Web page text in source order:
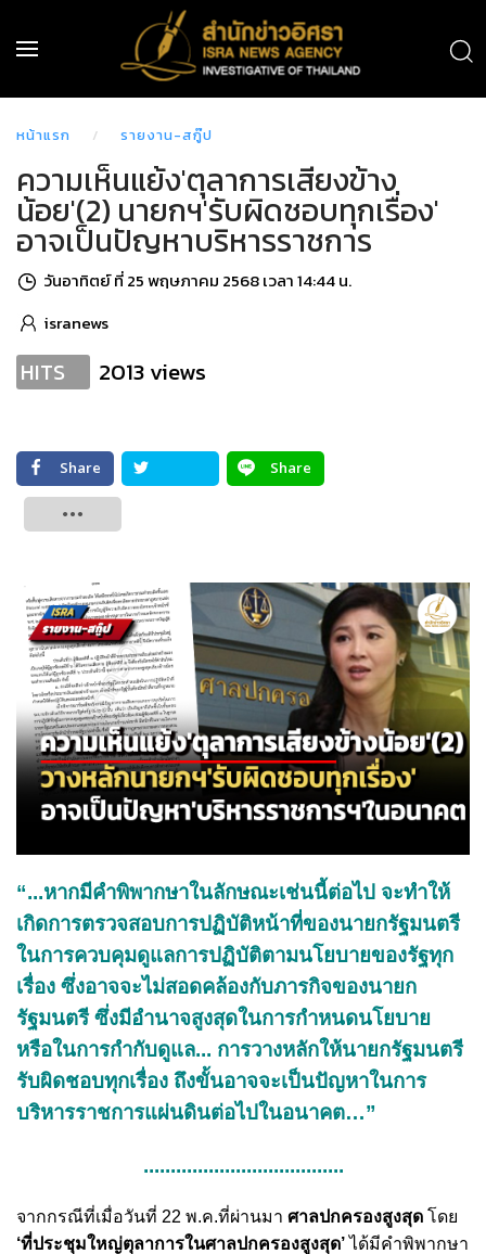
หน้าแรก รายงาน-สกู๊ป
ความเห็นแย้ง'ตุลาการเสียงข้าง
น้อย'(2) นายกฯ'รับผิดชอบทุกเรื่อง'
อาจเป็นปัญหาบริหารราชการ
วันอาทิตย์ ที่ 25 พฤษภาคม 2568 เวลา 14:44 น.
isranews
HITS 2013 views
Share
Share
“...หากมีคําพิพากษาในลักษณะเช่นนี้ต่อไป จะทำให้
เกิดการตรวจสอบการปฏิบัติหน้าที่ของนายกรัฐมนตรี
ในการควบคุมดูแลการปฏิบัติตามนโยบายของรัฐทุก
เรื่อง ซึ่งอาจจะไม่สอดคล้องกับภารกิจของนายก
รัฐมนตรี ซึ่งมีอำนาจสูงสุดในการกำหนดนโยบาย
หรือในการกำกับดูแล... การวางหลักให้นายกรัฐมนตรี
รับผิดชอบทุกเรื่อง ถึงขั้นอาจจะเป็นปัญหาในการ
บริหารราชการแผ่นดินต่อไปในอนาคต…”
.....................................
จากกรณีที่เมื่อวันที่ 22 พ.ค.ที่ผ่านมา ศาลปกครองสูงสุด โดย
‘ที่ประชุมใหญ่ตุลาการในศาลปกครองสูงสุด’ได้มีคำพิพากษา